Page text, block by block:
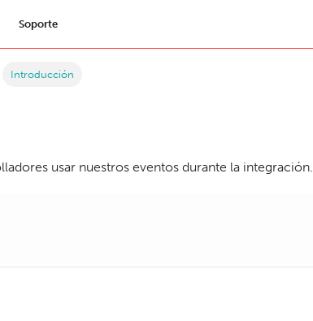
Soporte
Introducción
usar nuestros eventos durante la integración.